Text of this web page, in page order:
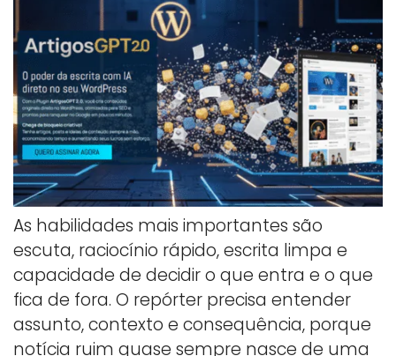
As habilidades mais importantes são
escuta, raciocínio rápido, escrita limpa e
capacidade de decidir o que entra e o que
fica de fora. O repórter precisa entender
assunto, contexto e consequência, porque
notícia ruim quase sempre nasce de uma